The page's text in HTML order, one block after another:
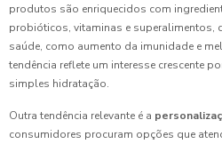
produtos são enriquecidos com
probióticos, vitaminas e superalimentos,
saúde, como aumento da imunidade e
tendência reflete um interesse crescente
simples hidratação.
Outra tendência relevante é a
consumidores procuram opções que